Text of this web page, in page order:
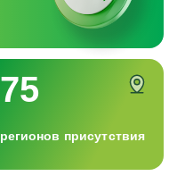
75
регионов присутствия